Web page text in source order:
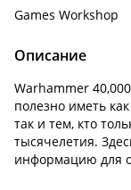
Games Workshop
Описание
Warhammer
полезно иметь
так и тем, кто
тысячелетия.
информацию для